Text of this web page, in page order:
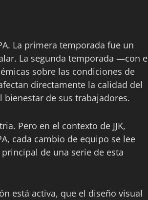
La primera temporada fue un
La segunda temporada —con
sobre las condiciones de
directamente la calidad del
de sus trabajadores.
Pero en el contexto de JJK,
cada cambio de equipo se lee
de una serie de esta
está activa, que el diseño visual